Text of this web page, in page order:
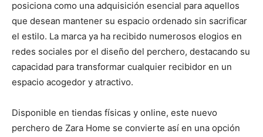
posiciona como una adquisición esencial para aquellos
que desean mantener su espacio ordenado sin sacrificar
el estilo. La marca ya ha recibido numerosos elogios en
redes sociales por el diseño del perchero, destacando su
capacidad para transformar cualquier recibidor en un
espacio acogedor y atractivo.
Disponible en tiendas físicas y online, este nuevo
perchero de Zara Home se convierte así en una opción